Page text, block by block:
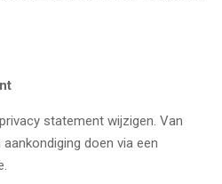
statement wijzigen. Van
doen via een